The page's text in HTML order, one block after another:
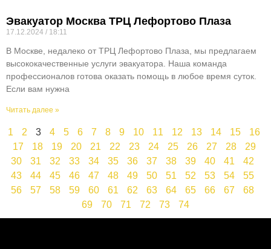
Эвакуатор Москва ТРЦ Лефортово Плаза
17.12.2024 18:11
В Москве, недалеко от ТРЦ Лефортово Плаза, мы предлагаем
высококачественные услуги эвакуатора. Наша команда
профессионалов готова оказать помощь в любое время суток.
Если вам нужна
Читать далее »
1 2 3 4 5 6 7 8 9 10 11 12 13 14 15
16
17
18 19 20 21 22 23 24 25 26 27 28
29
30
31 32 33 34 35 36 37 38 39 40 41
42
43
44 45 46 47 48 49 50 51 52 53 54
55
56
57 58 59 60 61 62 63 64 65 66 67
68
69
70 71 72 73 74